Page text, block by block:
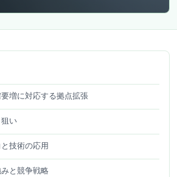
増に対応する拠点拡張
い
技術の応用
と競争戦略